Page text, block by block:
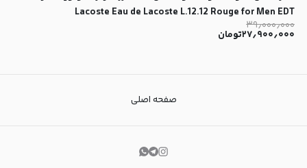
Lacoste Eau de Lacoste L.12.12 Rouge for Men EDT
۳۹٫۰۰۰٫۰۰۰
۲۷٫۹۰۰٫۰۰۰تومان
صفحه اصلی